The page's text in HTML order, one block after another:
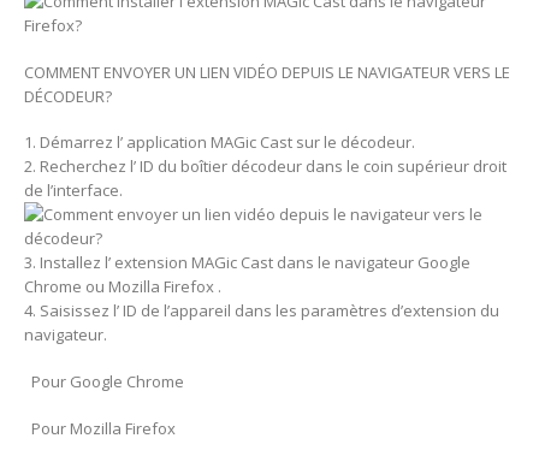
COMMENT ENVOYER UN LIEN VIDÉO DEPUIS LE NAVIGATEUR VERS LE
DÉCODEUR?
1. Démarrez l’ application MAGic Cast sur le décodeur.
2. Recherchez l’ ID du boîtier décodeur dans le coin supérieur droit
de l’interface.
3. Installez l’ extension MAGic Cast dans le navigateur Google
Chrome ou Mozilla Firefox .
4. Saisissez l’ ID de l’appareil dans les paramètres d’extension du
navigateur.
Pour Google Chrome
Pour Mozilla Firefox